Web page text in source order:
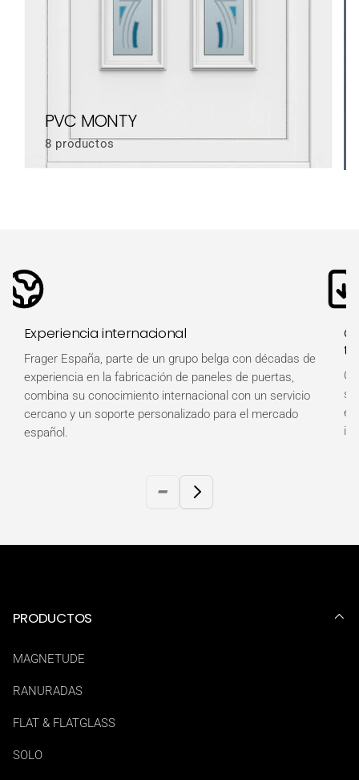
PVC MONTY
8 productos
Experiencia internacional
Frager España, parte de un grupo belga con décadas de
experiencia en la fabricación de paneles de puertas,
combina su conocimiento internacional con un servicio
cercano y un soporte personalizado para el mercado
español.
PRODUCTOS
MAGNETUDE
RANURADAS
FLAT & FLATGLASS
SOLO